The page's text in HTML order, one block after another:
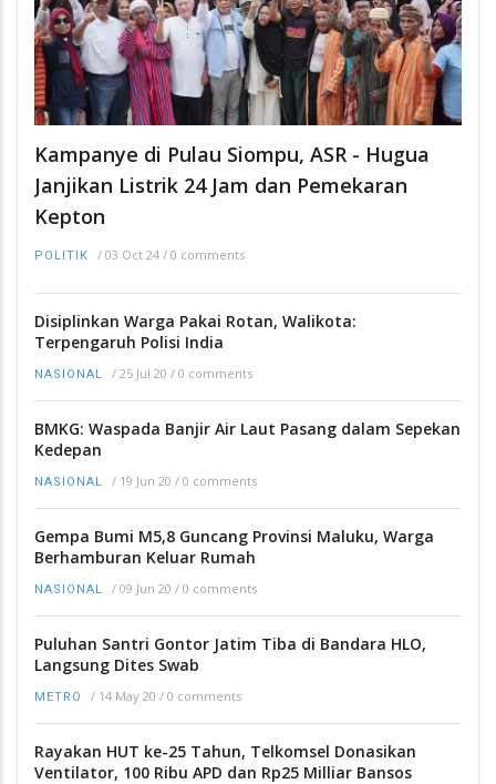
Kampanye di Pulau Siompu, ASR - Hugua
Janjikan Listrik 24 Jam dan Pemekaran
Kepton
POLITIK / 03 Oct 24 / 0 comments
Disiplinkan Warga Pakai Rotan, Walikota:
Terpengaruh Polisi India
NASIONAL / 25 Jul 20 / 0 comments
BMKG: Waspada Banjir Air Laut Pasang dalam Sepekan
Kedepan
NASIONAL / 19 Jun 20 / 0 comments
Gempa Bumi M5,8 Guncang Provinsi Maluku, Warga
Berhamburan Keluar Rumah
NASIONAL / 09 Jun 20 / 0 comments
Puluhan Santri Gontor Jatim Tiba di Bandara HLO,
Langsung Dites Swab
METRO / 14 May 20 / 0 comments
Rayakan HUT ke-25 Tahun, Telkomsel Donasikan
Ventilator, 100 Ribu APD dan Rp25 Milliar Bansos